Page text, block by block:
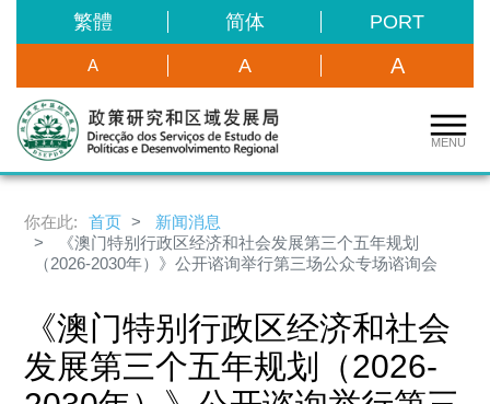
繁體 简体 PORT
A A A
MENU
你在此: 首页
新闻消息
《澳门特别行政区经济和社会发展第三个五年规划
（2026-2030年）》公开谘询举行第三场公众专场谘询会
《澳门特别行政区经济和社会
发展第三个五年规划（2026-